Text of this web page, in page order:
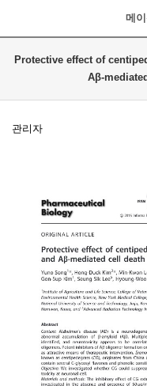
메
Protective effect of
Aβ-
관리자